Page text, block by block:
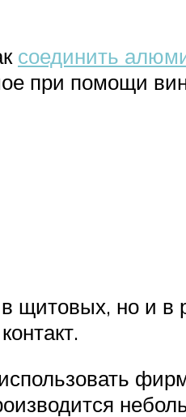
соединить
при помощи
щитовых, но и в